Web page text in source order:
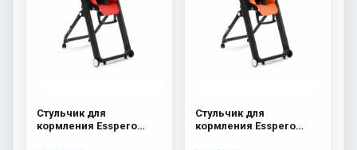
Стульчик для
кормления Esspero
Стульчик для
кормления Esspero